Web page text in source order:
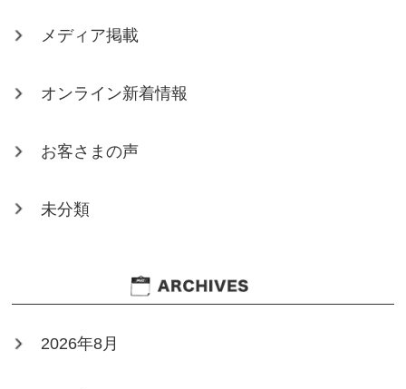
メディア掲載
オンライン新着情報
お客さまの声
未分類
2026年8月